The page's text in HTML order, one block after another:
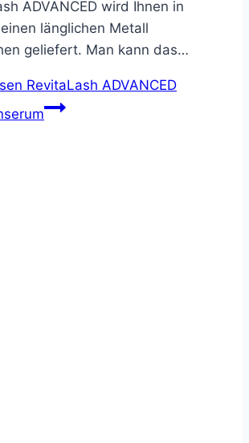
ADVANCED wird Ihnen in
länglichen Metall
geliefert. Man kann das…
RevitaLash ADVANCED